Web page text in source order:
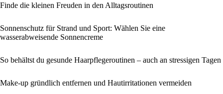
Finde die kleinen Freuden in den Alltagsroutinen
Sonnenschutz für Strand und Sport: Wählen Sie eine
wasserabweisende Sonnencreme
So behältst du gesunde Haarpflegeroutinen – auch an stressigen Tagen
Make-up gründlich entfernen und Hautirritationen vermeiden